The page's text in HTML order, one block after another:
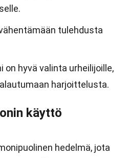
tulehdusta
on hyvä valinta urheilijoille,
harjoittelusta.
käyttö
hedelmä, jota